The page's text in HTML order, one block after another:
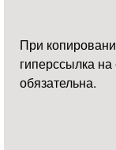
При
гиперссылка
обязательна.